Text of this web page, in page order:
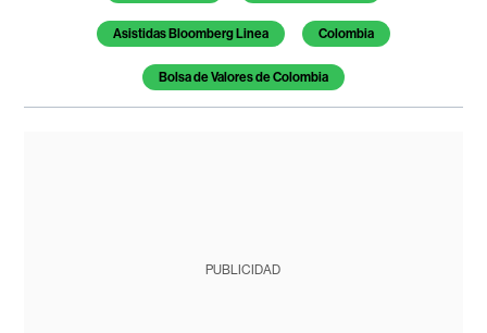
Asistidas Bloomberg Linea Colombia
Bolsa de Valores de Colombia
PUBLICIDAD